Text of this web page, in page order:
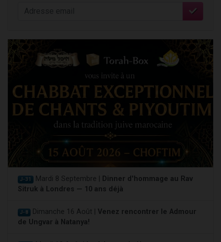
J-31 Mardi 8 Septembre |
Dinner d'hommage au Rav
Sitruk à Londres — 10 ans déjà
J-8 Dimanche 16 Août | Venez rencontrer le Admour
de Ungvar à Natanya!